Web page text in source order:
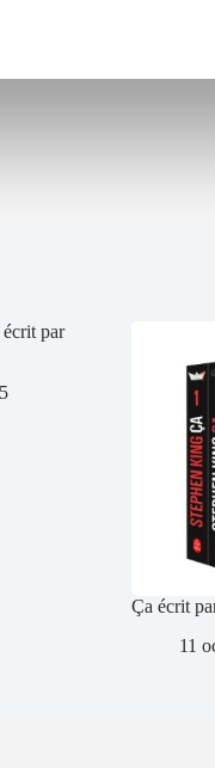
par
Ça écrit
11